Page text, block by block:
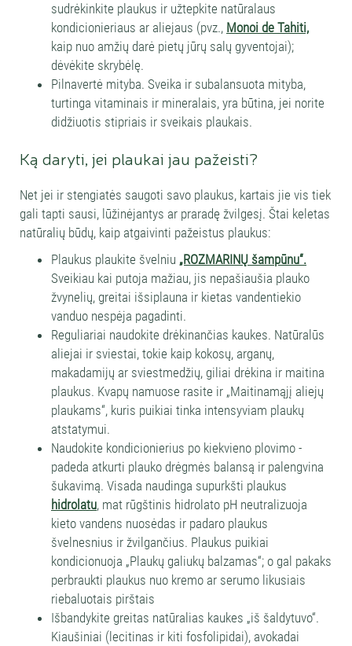
sudrėkinkite plaukus ir užtepkite natūralaus
kondicionieriaus ar aliejaus (pvz., Monoi de Tahiti,
kaip nuo amžių darė pietų jūrų salų gyventojai);
dėvėkite skrybėlę.
Pilnavertė mityba. Sveika ir subalansuota mityba,
turtinga vitaminais ir mineralais, yra būtina, jei norite
didžiuotis stipriais ir sveikais plaukais.
Ką daryti, jei plaukai jau pažeisti?
Net jei ir stengiatės saugoti savo plaukus, kartais jie vis tiek
gali tapti sausi, lūžinėjantys ar praradę žvilgesį. Štai keletas
natūralių būdų, kaip atgaivinti pažeistus plaukus:
Plaukus plaukite švelniu „ROZMARINŲ šampūnu“.
Sveikiau kai putoja mažiau, jis nepašiaušia plauko
žvynelių, greitai išsiplauna ir kietas vandentiekio
vanduo nespėja pagadinti.
Reguliariai naudokite drėkinančias kaukes. Natūralūs
aliejai ir sviestai, tokie kaip kokosų, arganų,
makadamijų ar sviestmedžių, giliai drėkina ir maitina
plaukus. Kvapų namuose rasite ir „Maitinamąjį aliejų
plaukams“, kuris puikiai tinka intensyviam plaukų
atstatymui.
Naudokite kondicionierius po kiekvieno plovimo -
padeda atkurti plauko drėgmės balansą ir palengvina
šukavimą. Visada naudinga supurkšti plaukus
hidrolatu, mat rūgštinis hidrolato pH neutralizuoja
kieto vandens nuosėdas ir padaro plaukus
švelnesnius ir žvilgančius. Plaukus puikiai
kondicionuoja „Plaukų galiukų balzamas“; o gal pakaks
perbraukti plaukus nuo kremo ar serumo likusiais
riebaluotais pirštais
Išbandykite greitas natūralias kaukes „iš šaldytuvo“.
Kiaušiniai (lecitinas ir kiti fosfolipidai), avokadai